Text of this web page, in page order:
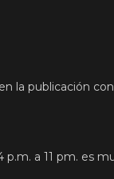
la publicación
a 11 pm. es